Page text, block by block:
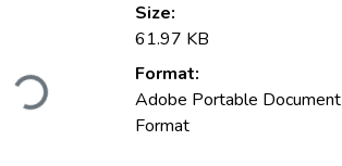
Loading...
Size:
61.97 KB
Format:
Adobe Portable Document
Format